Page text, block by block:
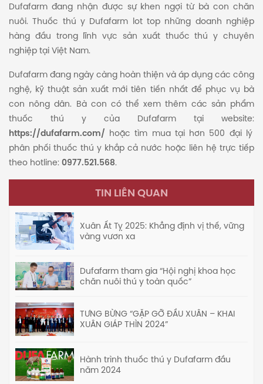
Dufafarm đang nhận được sự khen ngợi từ bà con chăn
nuôi. Thuốc thú y Dufafarm lot top những doanh nghiệp
hàng đầu trong lĩnh vực sản xuất thuốc thú y chuyên
nghiệp tại Việt Nam.
Dufafarm đang ngày càng hoàn thiện và áp dụng các công
nghệ, kỹ thuật sản xuất mới tiên tiến nhất để phục vụ bà
con nông dân. Bà con có thể xem thêm các sản phẩm
thuốc thú y của Dufafarm tại website:
https://dufafarm.com/ hoặc tìm mua tại hơn 500 đại lý
phân phối thuốc thú y khắp cả nước hoặc liên hệ trực tiếp
theo hotline: 0977.521.568.
TIN LIÊN QUAN
Xuân Ất Tỵ 2025: Khẳng định vị thế, vững
vàng vươn xa
Dufafarm tham gia “Hội nghị khoa học
chăn nuôi thú y toàn quốc”
TƯNG BỪNG “GẶP GỠ ĐẦU XUÂN – KHAI
XUÂN GIÁP THÌN 2024”
Hành trình thuốc thú y Dufafarm đầu
năm 2024